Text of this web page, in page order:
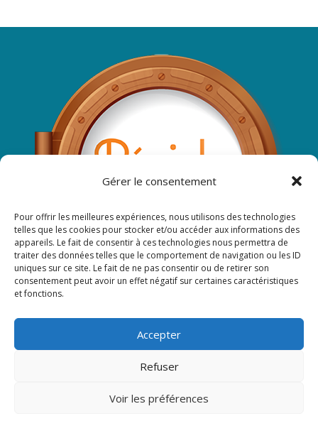
Gérer le consentement
Pour offrir les meilleures expériences, nous utilisons des technologies
telles que les cookies pour stocker et/ou accéder aux informations des
appareils. Le fait de consentir à ces technologies nous permettra de
traiter des données telles que le comportement de navigation ou les ID
uniques sur ce site. Le fait de ne pas consentir ou de retirer son
consentement peut avoir un effet négatif sur certaines caractéristiques
et fonctions.
Accepter
Refuser
Voir les préférences
Suivez-nous sur Facebook ...